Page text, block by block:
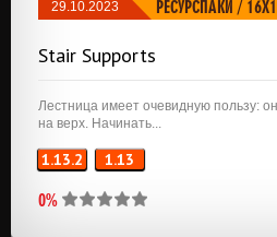
29.10.2023 РЕСУРСПАКИ /
Stair Supports
Лестница имеет очевидную пользу:
на верх. Начинать...
1.13.2 1.13
0%